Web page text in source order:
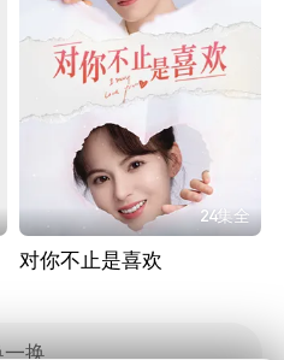
24集全
对你不止是喜欢
一换